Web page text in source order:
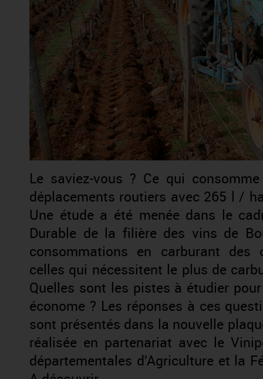
Le saviez-vous ? Ce qui
déplacements routiers avec 265 l /
Une étude a été menée dans le
Durable de la filière des vins de
consommations en carburant des
celles qui nécessitent le plus de
Quelles sont les pistes à étudier
économe ? Les réponses à ces
sont présentés dans la nouvelle
réalisée en partenariat avec le
départementales d’Agriculture et la